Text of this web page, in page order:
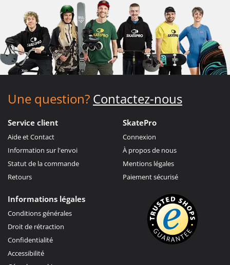
Une question? Contactez-nous
Service client
Aide et Contact
Information sur l'envoi
Statut de la commande
Retours
SkatePro
Connexion
À propos de nous
Mentions légales
Paiement sécurisé
Informations légales
Conditions générales
Droit de rétraction
Confidentialité
Accessibilité